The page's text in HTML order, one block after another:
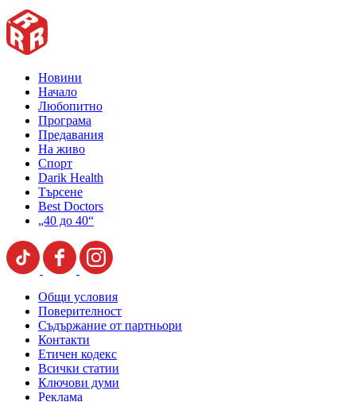
Новини
Начало
Любопитно
Програма
Предавания
На живо
Спорт
Darik Health
Търсене
Best Doctors
„40 до 40“
Общи условия
Поверителност
Съдържание от партньори
Контакти
Етичен кодекс
Всички статии
Ключови думи
Реклама